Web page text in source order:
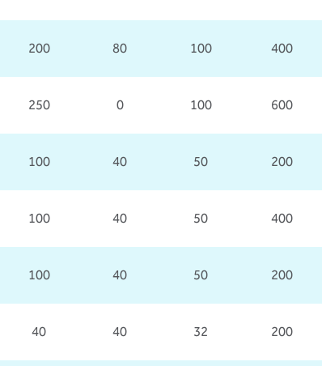
200 80 100 400
250 0 100 600
100 40 50 200
100 40 50 400
100 40 50 200
40 40 32 200